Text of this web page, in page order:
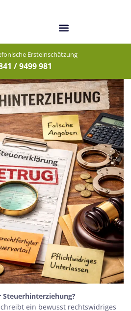
Ersteinschätzung
/ 9499 981
ein bewusst rechtswidriges